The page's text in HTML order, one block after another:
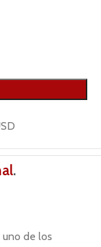
.
uno de los